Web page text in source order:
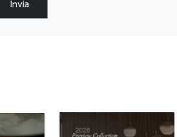
Invia